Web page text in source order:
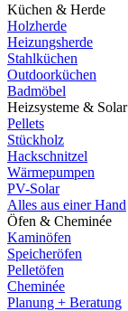
Küchen & Herde
Holzherde
Heizungsherde
Stahlküchen
Outdoorküchen
Badmöbel
Heizsysteme & Solar
Pellets
Stückholz
Hackschnitzel
Wärmepumpen
PV-Solar
Alles aus einer Hand
Öfen & Cheminée
Kaminöfen
Speicheröfen
Pelletöfen
Cheminée
Planung + Beratung